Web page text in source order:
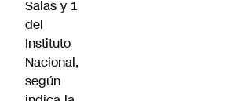
Salas y 1
del
Instituto
Nacional,
según